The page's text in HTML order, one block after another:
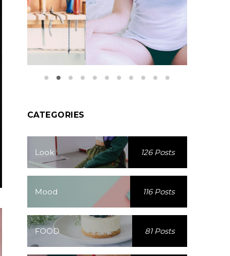
CATEGORIES
Look 126 Posts
Mood 116 Posts
FOOD 81 Posts